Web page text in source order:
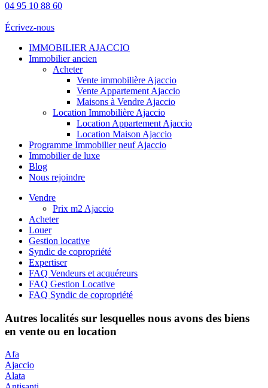
04 95 10 88 60
Écrivez-nous
IMMOBILIER AJACCIO
Immobilier ancien
Acheter
Vente immobilière Ajaccio
Vente Appartement Ajaccio
Maisons à Vendre Ajaccio
Location Immobilière Ajaccio
Location Appartement Ajaccio
Location Maison Ajaccio
Programme Immobilier neuf Ajaccio
Immobilier de luxe
Blog
Nous rejoindre
Vendre
Prix m2 Ajaccio
Acheter
Louer
Gestion locative
Syndic de copropriété
Expertiser
FAQ Vendeurs et acquéreurs
FAQ Gestion Locative
FAQ Syndic de copropriété
Autres localités sur lesquelles nous avons des biens
en vente ou en location
Afa
Ajaccio
Alata